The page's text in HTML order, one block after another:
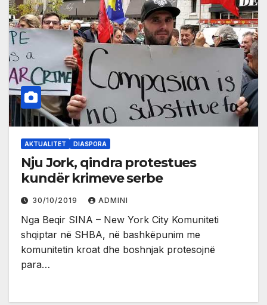
AKTUALITET DIASPORA
Nju Jork, qindra protestues
kundër krimeve serbe
30/10/2019 ADMINI
Nga Beqir SINA – New York City Komuniteti
shqiptar në SHBA, në bashkëpunim me
komunitetin kroat dhe boshnjak protesojnë
para…